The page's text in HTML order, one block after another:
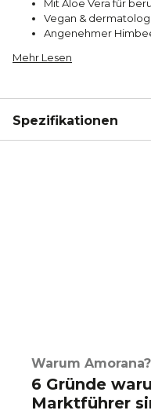
Mit Aloe Vera für
Vegan &
Angenehmer
Mehr Lesen
Spezifikationen
Warum Amorana?
6 Gründe
Marktführer